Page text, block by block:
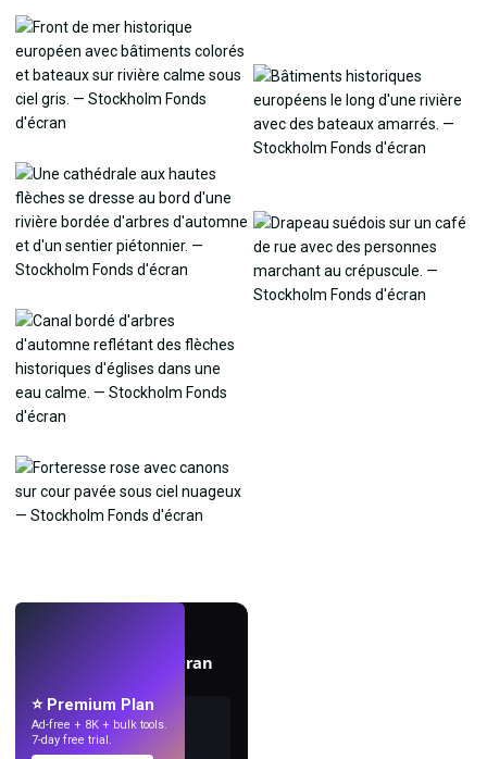
Créez des fonds d'écran
⭐ Premium Plan
Ad-free + 8K + bulk tools.
7-day free trial.